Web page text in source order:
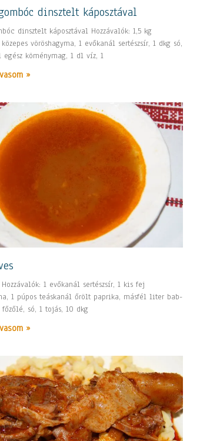
dinsztelt káposztával
dinsztelt káposztával Hozzávalók: 1,5 kg
közepes vöröshagyma, 1 evőkanál sertészsír, 1 dkg só,
egész köménymag, 1 dl víz, 1
»
1 evőkanál sertészsír, 1 kis fej
1 púpos teáskanál őrölt paprika, másfél liter bab-
só, 1 tojás, 10 dkg
»